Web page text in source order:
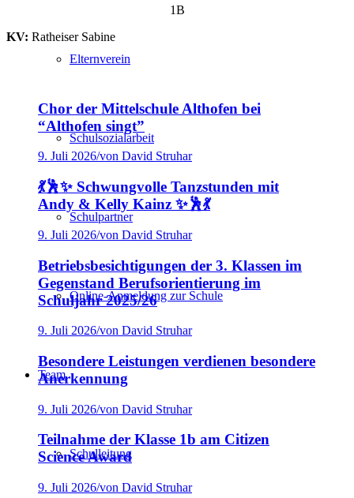
Elternverein
Schulsozialarbeit
Schulpartner
Online-Anmeldung zur Schule
Team
Schulleitung
1B
KV: Ratheiser Sabine
Chor der Mittelschule Althofen bei
“Althofen singt”
9. Juli 2026/von David Struhar
💃🕺✨ Schwungvolle Tanzstunden mit
Andy & Kelly Kainz ✨🕺💃
9. Juli 2026/von David Struhar
Betriebsbesichtigungen der 3. Klassen im
Gegenstand Berufsorientierung im
Schuljahr 2025/26
9. Juli 2026/von David Struhar
Besondere Leistungen verdienen besondere
Anerkennung
9. Juli 2026/von David Struhar
Teilnahme der Klasse 1b am Citizen
Science Award
9. Juli 2026/von David Struhar